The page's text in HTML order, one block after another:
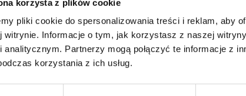
korzysta z plików cookie
pliki cookie do spersonalizowania treści i reklam, aby
witrynie. Informacje o tym, jak korzystasz z naszej
analitycznym. Partnerzy mogą połączyć te informacje z
korzystania z ich usług.
trenerów-konsulatów w zespole stałym
aktualne oferty pracy
i branżami pracujemy na co dzień
zrealizowaliśmy i jakie przyniosły rezultaty
największymi firmami rozwojowymi na świecie
pojawiające się pytania w jednym miejscu